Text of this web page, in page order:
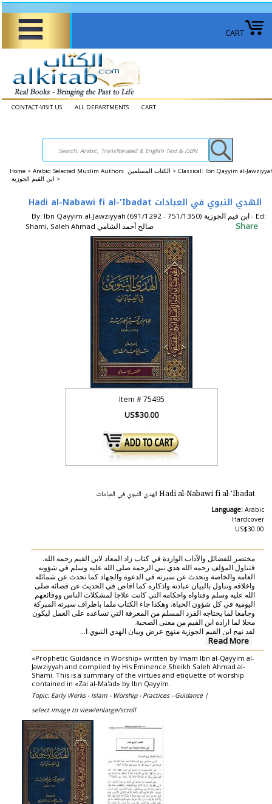
CART
CONTACT-VISIT US ALL DEPARTMENTS CART
Home > Arabic: Selected Muslim Authors الكتاب المسلمين > Classical: Ibn Qayyim al-
ابن القيم الجوزية >
Hadi al-Nabawi fi al-'Ibadat الهدي النبوي في العبادات
By: Ibn Qayyim al-Jawziyyah (691/1292 - 751/1350) ابن قيم الجوزية - Ed:
Shami, Saleh Ahmad صالح أحمد الشامي
Share
Item #75495
US$30.00
Hadi al-Nabawi fi al-'Ibadat الهدي النبوي في العبادات
Language: Arabic
Hardcover
US$30.00
مختصر للفضائل والآداب الواردة في كتاب زاد المعاد لابن القيم رحمه الله.
فتناول المؤلف رحمه الله هدي نبي الرحمة صلى الله عليه وسلم في شؤونه
العامة والخاصة وتحدث عن سيرته في الدعوة والجهاد كما تحدث عن شمائله
واخلاقه وتناول بالبيان عبادته واذكاره كما افاض في الحديث عن قضائه صلى
الله عليه وسلم وفتاواه واحكامه التي كانت علاجا لمشكلات الناس ووقائعهم
اليومية في كل شؤون الحياة. وهكذا جاء الكتاب ملما باطراف سيرته المبركة
وجامعا لما يحتاجه الفرد المسلم من المعرفة التي تساعده على العمل ليكون
محلا لما اراده ابن القيم من معنى الصحبة.
لقد نهج ابن القيم الجوزية منهج عرض وبيان الهدي النبوي ا...
Read More
«Prophetic Guidance in Worship» written by Imam Ibn al-Qayyim al-
Jawziyyah and compiled by His Eminence Sheikh Saleh Ahmad al-
Shami. This is a summary of the virtues and etiquette of worship
contained in «Zai al-Ma'ad» by Ibn Qayyim.
Topic: Early Works - Islam - Worship - Practices - Guidance |
select image to view/enlarge/scroll